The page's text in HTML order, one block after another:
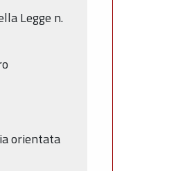
Legge n.
orientata